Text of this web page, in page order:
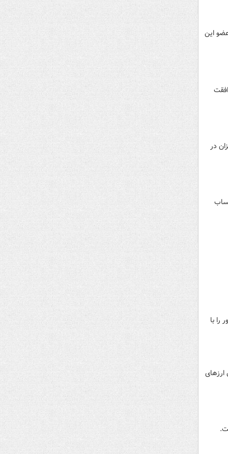
این
موافقت
در
حساب
را با
ارزهای